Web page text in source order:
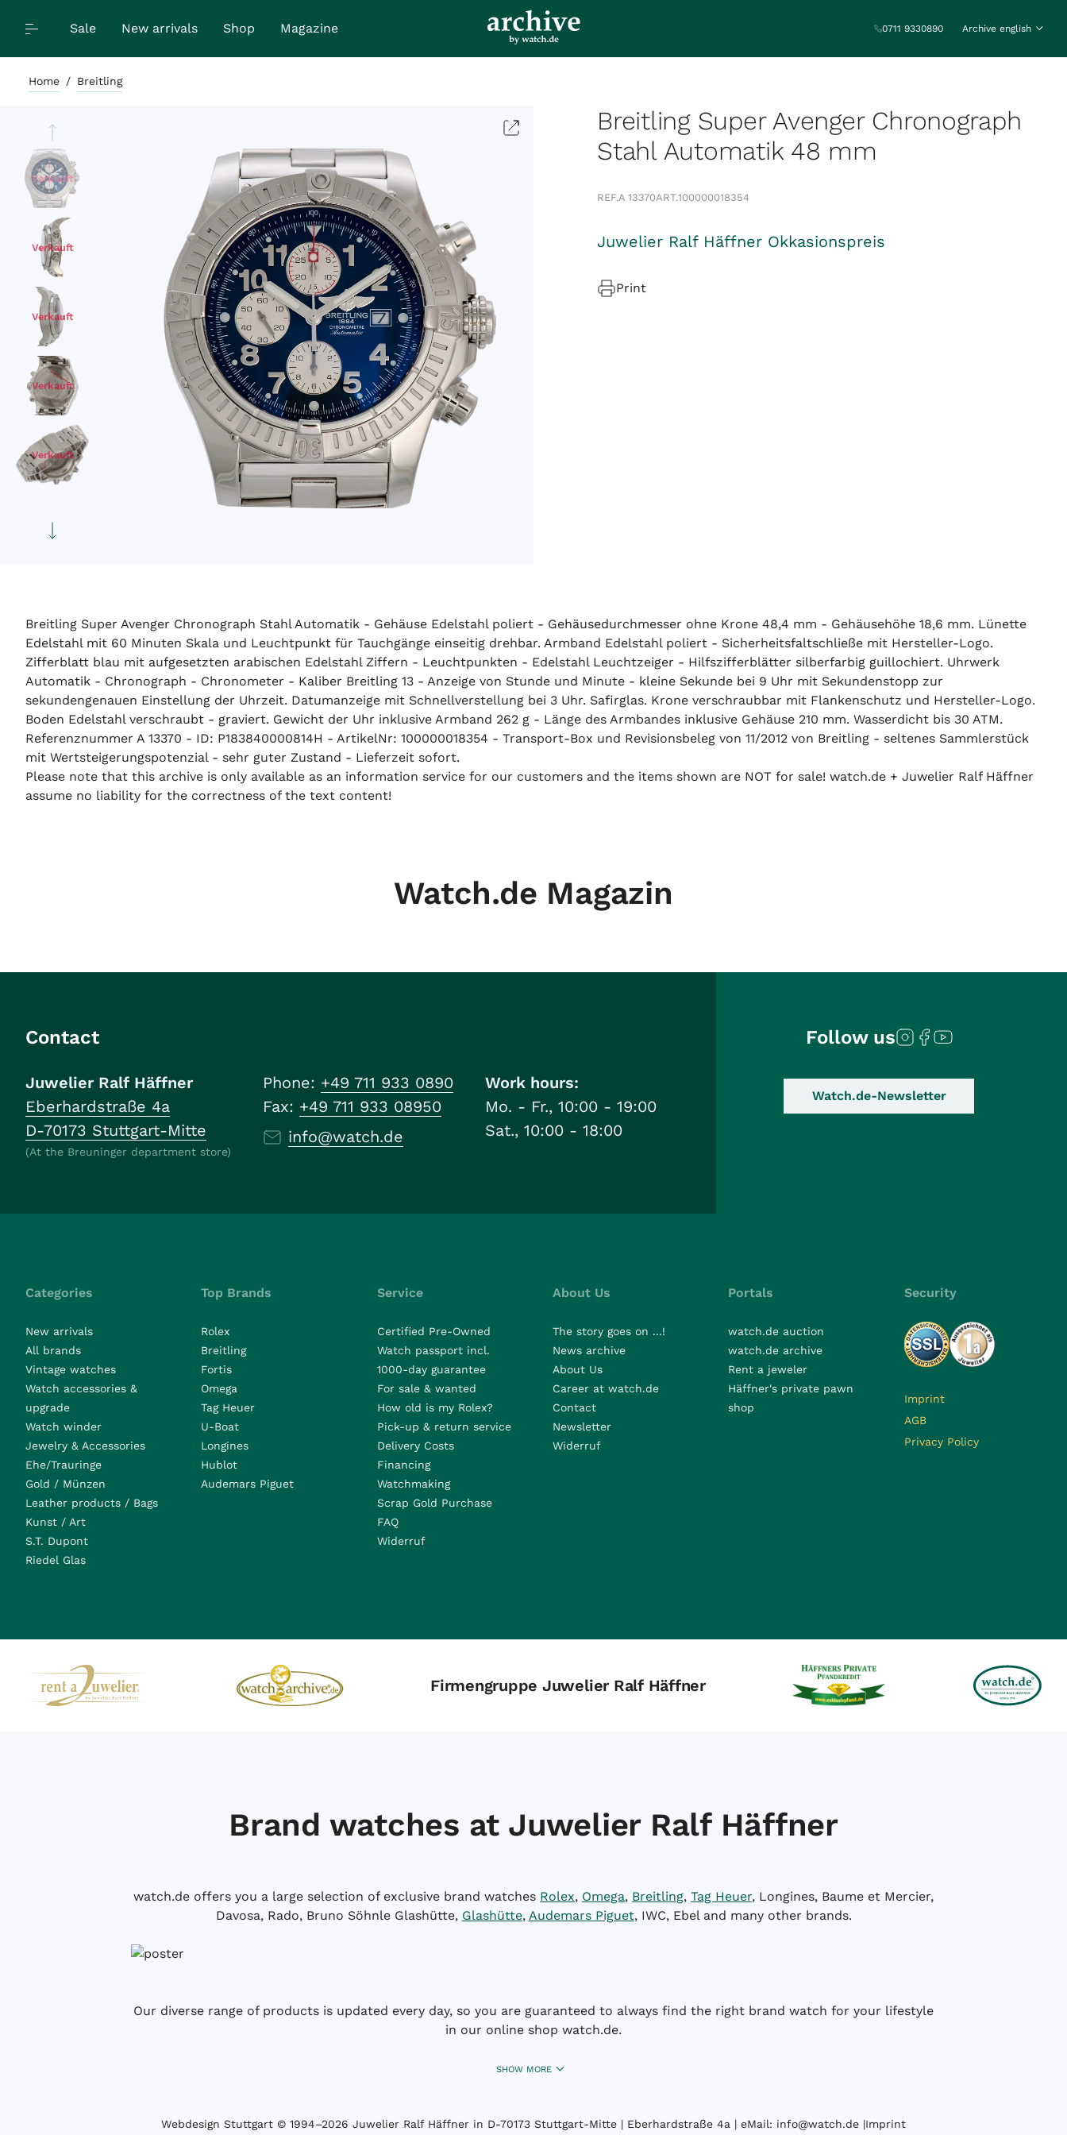
Sale New arrivals Shop Magazine 0711 9330890 Archive english
Home / Breitling
Breitling Super Avenger Chronograph
Stahl Automatik 48 mm
Verkauft
Verkauft
Verkauft
Verkauft
Verkauft
Verkauft
Verkauft
REF.A 13370ART.100000018354
Juwelier Ralf Häffner Okkasionspreis
Print
Breitling Super Avenger Chronograph Stahl Automatik - Gehäuse Edelstahl poliert - Gehäusedurchmesser ohne Krone 48,4 mm - Gehäusehöhe 18,6 mm. Lünette
Edelstahl mit 60 Minuten Skala und Leuchtpunkt für Tauchgänge einseitig drehbar. Armband Edelstahl poliert - Sicherheitsfaltschließe mit Hersteller-Logo.
Zifferblatt blau mit aufgesetzten arabischen Edelstahl Ziffern - Leuchtpunkten - Edelstahl Leuchtzeiger - Hilfszifferblätter silberfarbig guillochiert. Uhrwerk
Automatik - Chronograph - Chronometer - Kaliber Breitling 13 - Anzeige von Stunde und Minute - kleine Sekunde bei 9 Uhr mit Sekundenstopp zur
sekundengenauen Einstellung der Uhrzeit. Datumanzeige mit Schnellverstellung bei 3 Uhr. Safirglas. Krone verschraubbar mit Flankenschutz und Hersteller-Logo.
Boden Edelstahl verschraubt - graviert. Gewicht der Uhr inklusive Armband 262 g - Länge des Armbandes inklusive Gehäuse 210 mm. Wasserdicht bis 30 ATM.
Referenznummer A 13370 - ID: P183840000814H - ArtikelNr: 100000018354 - Transport-Box und Revisionsbeleg von 11/2012 von Breitling - seltenes Sammlerstück
mit Wertsteigerungspotenzial - sehr guter Zustand - Lieferzeit sofort.
Please note that this archive is only available as an information service for our customers and the items shown are NOT for sale! watch.de + Juwelier Ralf Häffner
assume no liability for the correctness of the text content!
Watch.de Magazin
Contact
Juwelier Ralf Häffner
Eberhardstraße 4a
D-70173 Stuttgart-Mitte
(At the Breuninger department store)
Phone: +49 711 933 0890
Fax: +49 711 933 08950
info@watch.de
Work hours:
Mo. - Fr., 10:00 - 19:00
Sat., 10:00 - 18:00
Follow us
Watch.de-Newsletter
Categories
New arrivals
All brands
Vintage watches
Watch accessories &
upgrade
Watch winder
Jewelry & Accessories
Ehe/Trauringe
Gold / Münzen
Leather products / Bags
Kunst / Art
S.T. Dupont
Riedel Glas
Top Brands
Rolex
Breitling
Fortis
Omega
Tag Heuer
U-Boat
Longines
Hublot
Audemars Piguet
Service
Certified Pre-Owned
Watch passport incl.
1000-day guarantee
For sale & wanted
How old is my Rolex?
Pick-up & return service
Delivery Costs
Financing
Watchmaking
Scrap Gold Purchase
FAQ
Widerruf
About Us
The story goes on ...!
News archive
About Us
Career at watch.de
Contact
Newsletter
Widerruf
Portals
watch.de auction
watch.de archive
Rent a jeweler
Häffner's private pawn
shop
Security
Imprint
AGB
Privacy Policy
Firmengruppe Juwelier Ralf Häffner
Brand watches at Juwelier Ralf Häffner
watch.de offers you a large selection of exclusive brand watches Rolex, Omega, Breitling, Tag Heuer, Longines, Baume et Mercier,
Davosa, Rado, Bruno Söhnle Glashütte, Glashütte, Audemars Piguet, IWC, Ebel and many other brands.
Our diverse range of products is updated every day, so you are guaranteed to always find the right brand watch for your lifestyle
in our online shop watch.de.
SHOW MORE
Webdesign Stuttgart © 1994­–2026 Juwelier Ralf Häffner in D-70173 Stuttgart-Mitte | Eberhardstraße 4a | eMail: info@watch.de |Imprint